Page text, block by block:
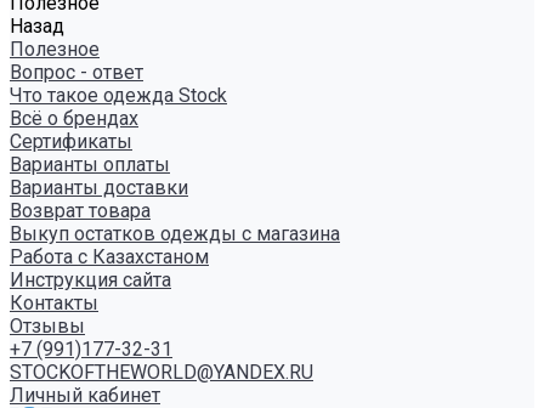
Назад
Полезное
Вопрос - ответ
Что такое одежда Stock
Всё о брендах
Сертификаты
Варианты оплаты
Варианты доставки
Возврат товара
Выкуп остатков одежды с магазина
Работа с Казахстаном
Инструкция сайта
Контакты
Отзывы
+7 (991)177-32-31
STOCKOFTHEWORLD@YANDEX.RU
Личный кабинет